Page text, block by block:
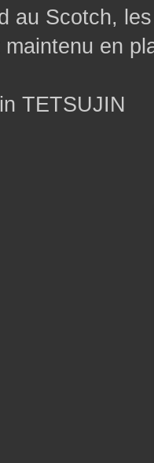
au Scotch,
en
TETSUJIN